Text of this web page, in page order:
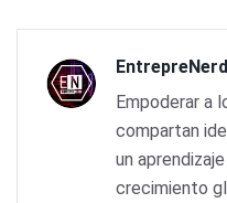
EntrepreNerd
Empoderar a
compartan
un
crecimiento